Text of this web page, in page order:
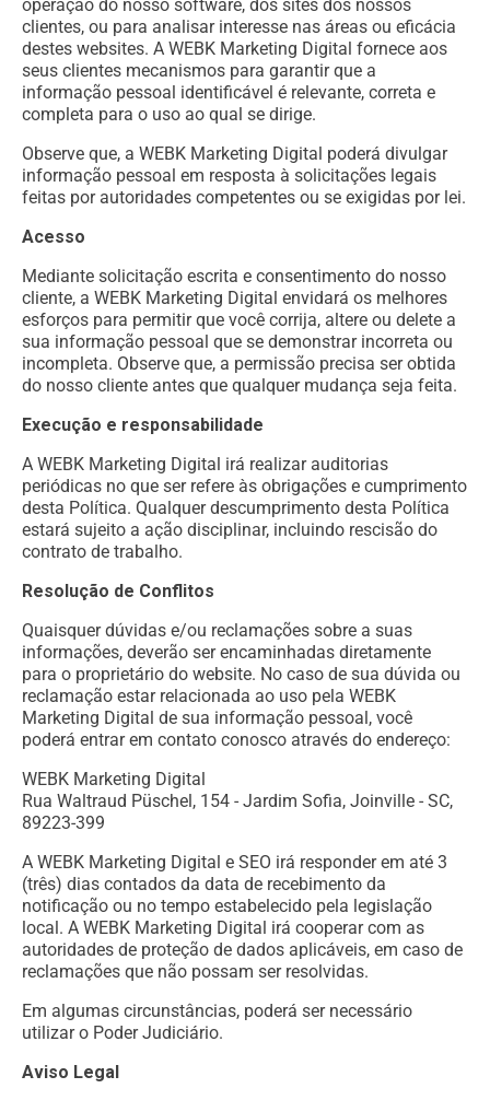
operação do nosso software, dos sites dos nossos
clientes, ou para analisar interesse nas áreas ou eficácia
destes websites. A WEBK Marketing Digital fornece aos
seus clientes mecanismos para garantir que a
informação pessoal identificável é relevante, correta e
completa para o uso ao qual se dirige.
Observe que, a WEBK Marketing Digital poderá divulgar
informação pessoal em resposta à solicitações legais
feitas por autoridades competentes ou se exigidas por lei.
Acesso
Mediante solicitação escrita e consentimento do nosso
cliente, a WEBK Marketing Digital envidará os melhores
esforços para permitir que você corrija, altere ou delete a
sua informação pessoal que se demonstrar incorreta ou
incompleta. Observe que, a permissão precisa ser obtida
do nosso cliente antes que qualquer mudança seja feita.
Execução e responsabilidade
A WEBK Marketing Digital irá realizar auditorias
periódicas no que ser refere às obrigações e cumprimento
desta Política. Qualquer descumprimento desta Política
estará sujeito a ação disciplinar, incluindo rescisão do
contrato de trabalho.
Resolução de Conflitos
Quaisquer dúvidas e/ou reclamações sobre a suas
informações, deverão ser encaminhadas diretamente
para o proprietário do website. No caso de sua dúvida ou
reclamação estar relacionada ao uso pela WEBK
Marketing Digital de sua informação pessoal, você
poderá entrar em contato conosco através do endereço:
WEBK Marketing Digital
Rua Waltraud Püschel, 154 - Jardim Sofia, Joinville - SC,
89223-399
A WEBK Marketing Digital e SEO irá responder em até 3
(três) dias contados da data de recebimento da
notificação ou no tempo estabelecido pela legislação
local. A WEBK Marketing Digital irá cooperar com as
autoridades de proteção de dados aplicáveis, em caso de
reclamações que não possam ser resolvidas.
Em algumas circunstâncias, poderá ser necessário
utilizar o Poder Judiciário.
Aviso Legal